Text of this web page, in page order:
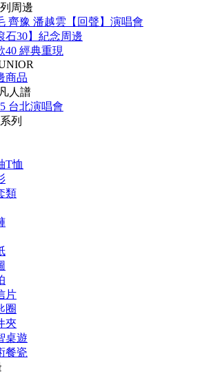
周邊
齊豫 潘越雲【回聲】演唱會
石30】紀念周邊
40 經典重現
商品
人譜
台北演唱會
列
T恤
類
片
圈
夾
桌遊
餐瓷